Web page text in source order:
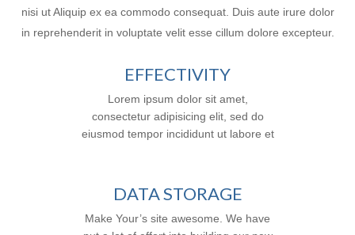
nisi ut Aliquip ex ea commodo consequat. Duis aute irure dolor
in reprehenderit in voluptate velit esse cillum dolore excepteur.
EFFECTIVITY
Lorem ipsum dolor sit amet,
consectetur adipisicing elit, sed do
eiusmod tempor incididunt ut labore et
ullamco laboris nisi ut aliquip ex ea
commodo consequat. Duis aute irure
dolor in reprehenderit in voluptte velit.
DATA STORAGE
Make Your’s site awesome. We have